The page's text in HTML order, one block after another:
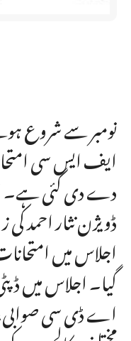
ایف ایس سی
دے دی گئی ہے۔
ڈویژن نثار احمد
اجلاس میں
گیا۔ اجلاس میں
اے ڈی سی صوابی،